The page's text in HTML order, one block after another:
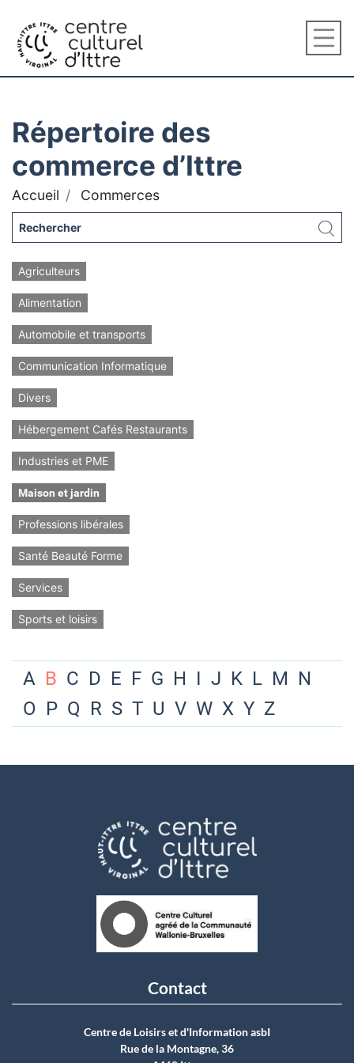
Répertoire des
commerce d’Ittre
Accueil Commerces
Agriculteurs
Alimentation
Automobile et transports
Communication Informatique
Divers
Hébergement Cafés Restaurants
Industries et PME
Maison et jardin
Professions libérales
Santé Beauté Forme
Services
Sports et loisirs
A B C D E F G H I J K L M N
O P Q R S T U V W X Y Z
Contact
Centre de Loisirs et d'Information asbI
Rue de la Montagne, 36